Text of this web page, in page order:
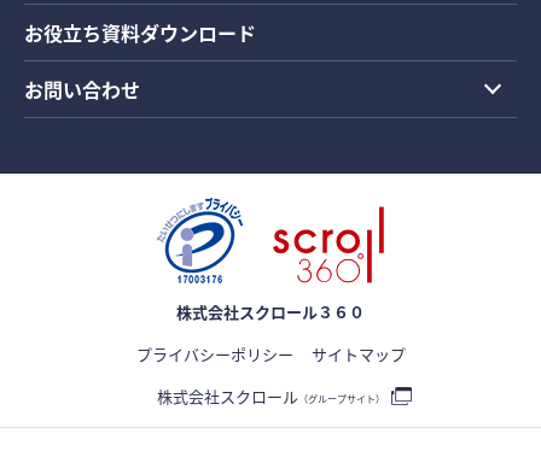
お役立ち資料ダウンロード
お問い合わせ
株式会社スクロール３６０
プライバシーポリシー
サイトマップ
株式会社スクロール （グループサイト）